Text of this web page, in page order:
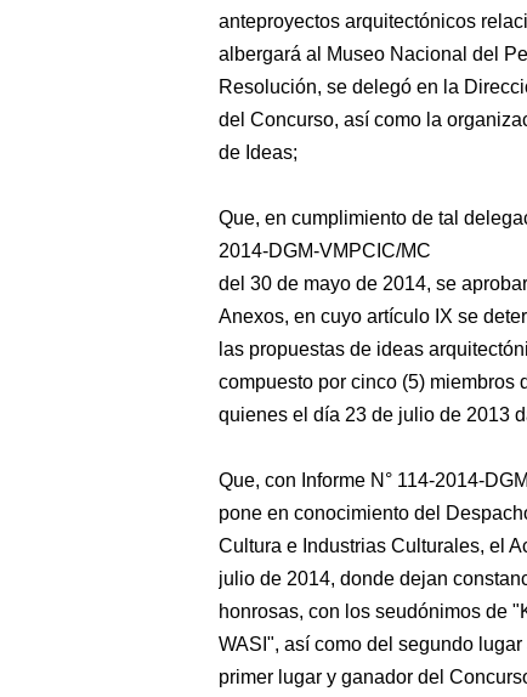
anteproyectos arquitectónicos
albergará al Museo Nacional del
Resolución, se delegó en la
del Concurso, así como la
de Ideas;
Que, en cumplimiento de tal
2014-DGM-VMPCIC/MC
del 30 de mayo de 2014, se
Anexos, en cuyo artículo IX se
las propuestas de ideas
compuesto por cinco (5) miembros
quienes el día 23 de julio de 2013
Que, con Informe N° 114-2014-
pone en conocimiento del
Cultura e Industrias Culturales, el
julio de 2014, donde dejan
honrosas, con los seudónimos de
WASI", así como del segundo
primer lugar y ganador del